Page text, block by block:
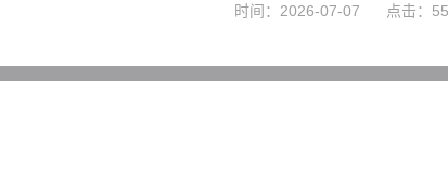
时间：2026-07-07 点击：